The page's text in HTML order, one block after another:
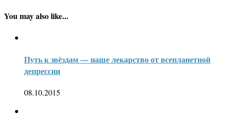
You may also like...
Путь к звёздам — наше лекарство от всепланетной
депрессии
08.10.2015